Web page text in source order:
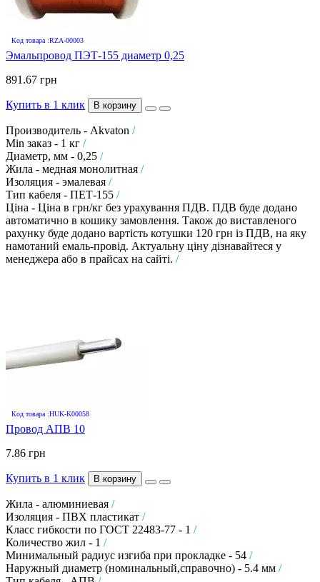
Код товара :RZA-00003
Эмальпровод ПЭТ-155 диаметр 0,25
891.67 грн
Купить в 1 клик В корзину
Производитель - Akvaton /
Min заказ - 1 кг /
Диаметр, мм - 0,25 /
Жила - медная монолитная /
Изоляция - эмалевая /
Тип кабеля - ПЕТ-155 /
Ціна - Ціна в грн/кг без урахування ПДВ. ПДВ буде додано
автоматично в кошику замовлення. Також до виставленого
рахунку буде додано вартість котушки 120 грн із ПДВ, на яку
намотаний емаль-провід. Актуальну ціну дізнавайтеся у
менеджера або в прайсах на сайті. /
Код товара :HUK-K00058
Провод АПВ 10
7.86 грн
Купить в 1 клик В корзину
Жила - алюминиевая /
Изоляция - ПВХ пластикат /
Класс гибкости по ГОСТ 22483-77 - 1 /
Количество жил - 1 /
Минимальный радиус изгиба при прокладке - 54 /
Наружный диаметр (номинальный,справочно) - 5.4 мм /